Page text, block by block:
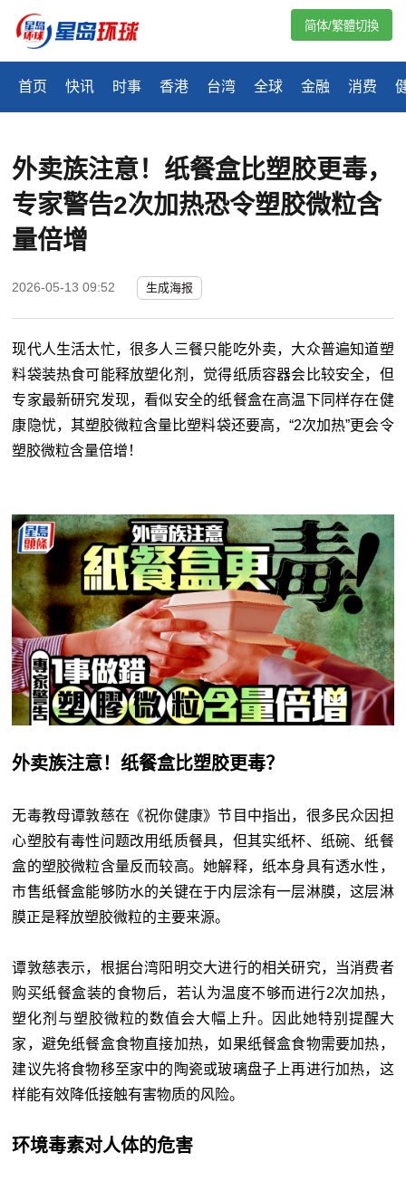
首页 快讯 时事 香港 台湾 全球 金融 消费
简体/繁體切換
外卖族注意！纸餐盒比塑胶更毒，
专家警告2次加热恐令塑胶微粒含
量倍增
2026-05-13 09:52 生成海报
现代人生活太忙，很多人三餐只能吃外卖，大众普遍知道塑
料袋装热食可能释放塑化剂，觉得纸质容器会比较安全，但
专家最新研究发现，看似安全的纸餐盒在高温下同样存在健
康隐忧，其塑胶微粒含量比塑料袋还要高，“2次加热”更会令
塑胶微粒含量倍增！
外卖族注意！纸餐盒比塑胶更毒？
无毒教母谭敦慈在《祝你健康》节目中指出，很多民众因担
心塑胶有毒性问题改用纸质餐具，但其实纸杯、纸碗、纸餐
盒的塑胶微粒含量反而较高。她解释，纸本身具有透水性，
市售纸餐盒能够防水的关键在于内层涂有一层淋膜，这层淋
膜正是释放塑胶微粒的主要来源。
谭敦慈表示，根据台湾阳明交大进行的相关研究，当消费者
购买纸餐盒装的食物后，若认为温度不够而进行2次加热，
塑化剂与塑胶微粒的数值会大幅上升。因此她特别提醒大
家，避免纸餐盒食物直接加热，如果纸餐盒食物需要加热，
建议先将食物移至家中的陶瓷或玻璃盘子上再进行加热，这
样能有效降低接触有害物质的风险。
环境毒素对人体的危害